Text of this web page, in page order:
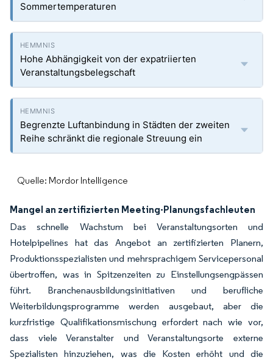
Sommertemperaturen
Hohe Abhängigkeit von der expatriierten
Veranstaltungsbelegschaft
Begrenzte Luftanbindung in Städten der zweiten
Reihe schränkt die regionale Streuung ein
Quelle: Mordor Intelligence
Mangel an zertifizierten Meeting-Planungsfachleuten
Das schnelle Wachstum bei Veranstaltungsorten und
Hotelpipelines hat das Angebot an zertifizierten Planern,
Produktionsspezialisten und mehrsprachigem Servicepersonal
übertroffen, was in Spitzenzeiten zu Einstellungsengpässen
führt. Branchenausbildungsinitiativen und berufliche
Weiterbildungsprogramme werden ausgebaut, aber die
kurzfristige Qualifikationsmischung erfordert nach wie vor,
dass viele Veranstalter und Veranstaltungsorte externe
Spezialisten hinzuziehen, was die Kosten erhöht und die